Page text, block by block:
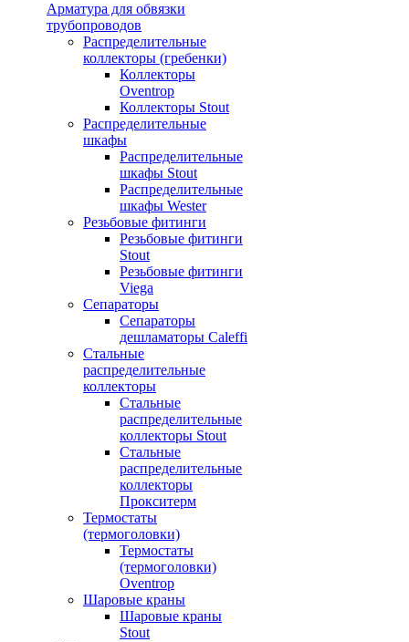
Арматура для обвязки
трубопроводов
Распределительные
коллекторы (гребенки)
Коллекторы
Oventrop
Коллекторы Stout
Распределительные
шкафы
Распределительные
шкафы Stout
Распределительные
шкафы Wester
Резьбовые фитинги
Резьбовые фитинги
Stout
Резьбовые фитинги
Viega
Сепараторы
Сепараторы
дешламаторы Caleffi
Стальные
распределительные
коллекторы
Стальные
распределительные
коллекторы Stout
Стальные
распределительные
коллекторы
Прокситерм
Термостаты
(термоголовки)
Термостаты
(термоголовки)
Oventrop
Шаровые краны
Шаровые краны
Stout